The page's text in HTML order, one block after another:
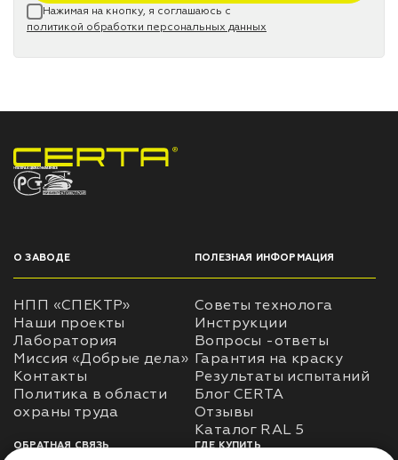
Нажимая на кнопку, я соглашаюсь с
политикой обработки персональных данных
НПП «СПЕКТР» ЗАВОД ЛАКОКРАСОЧНЫХ МАТЕРИАЛОВ
О ЗАВОДЕ
НПП «СПЕКТР»
Наши проекты
Лаборатория
Миссия «Добрые дела»
Контакты
Политика в области
ПОЛЕЗНАЯ ИНФОРМАЦИЯ
Советы технолога
Инструкции
Вопросы -ответы
Гарантия на краску
Результаты испытаний
Блог CERTA
Отзывы
Каталог RAL 5
ОБРАТНАЯ СВЯЗЬ ГДЕ КУПИТЬ